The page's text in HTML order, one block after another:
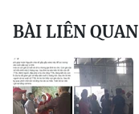
BÀI LIÊN QUAN